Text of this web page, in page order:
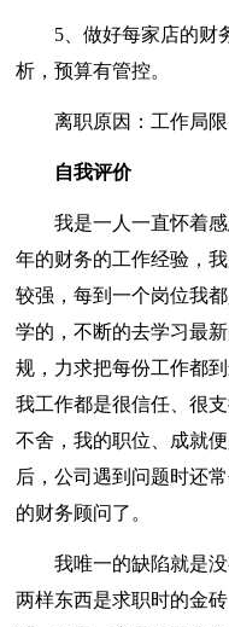
5、做好每家店的财务
析，预算有管控。
离职原因：工作局限
自我评价
我是一人一直怀着感
年的财务的工作经验，
较强，每到一个岗位我
学的，不断的去学习最
规，力求把每份工作都
我工作都是很信任、很
不舍，我的职位、成就
后，公司遇到问题时还
的财务顾问了。
我唯一的缺陷就是没
两样东西是求职时的金